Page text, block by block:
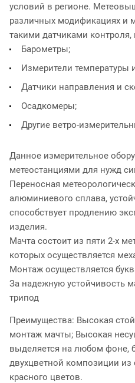
условий в регионе.
различных модификациях и
такими датчиками контроля,
Барометры;
Измерители температуры
Датчики направления и
Осадкомеры;
Другие ветро-
Данное измерительное
метеостанциями для нужд
Переносная
алюминиевого сплава,
способствует продлению
изделия.
Мачта состоит из пяти 2-х
которых осуществляется
Монтаж осуществляется
За надежную устойчивость
трипод
Преимущества: Высокая
монтаж мачты; Высокая
выделяется на любом фоне,
двухцветной композиции из
красного цветов.